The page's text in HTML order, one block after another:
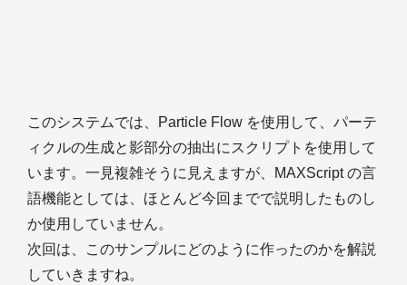
このシステムでは、Particle Flow を使用して、パーテ
ィクルの生成と影部分の抽出にスクリプトを使用して
います。一見複雑そうに見えますが、MAXScript の言
語機能としては、ほとんど今回までで説明したものし
か使用していません。
次回は、このサンプルにどのように作ったのかを解説
していきますね。